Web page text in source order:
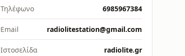
Τηλέφωνο 6985967384
Email radiolitestation@gmail.com
Ιστοσελίδα radiolite.gr